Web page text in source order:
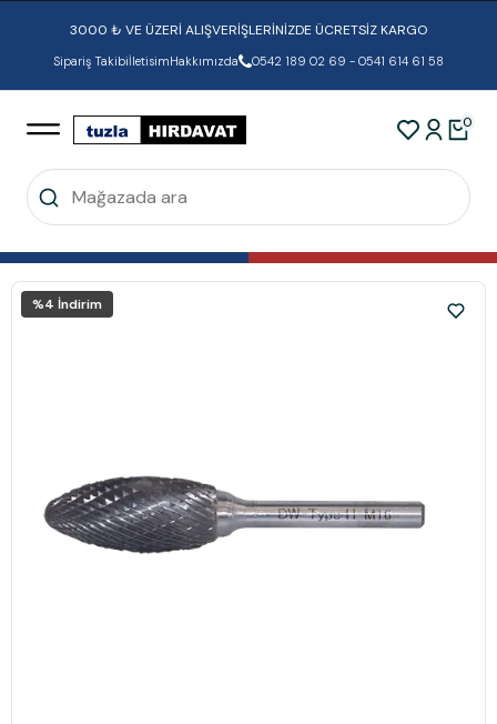
3000 ₺ VE ÜZERİ ALIŞVERİŞLERİNİZDE ÜCRETSİZ KARGO
Sipariş TakibiİletisimHakkımızda 0542 189 02 69 - 0541 614 61 58
0
%4 İndirim